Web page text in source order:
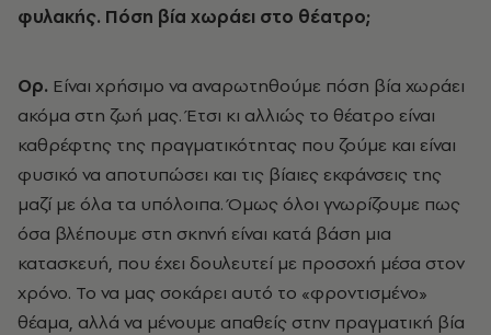
φυλακής. Πόση βία χωράει στο θέατρο;
Ορ. Είναι χρήσιμο να αναρωτηθούμε πόση βία χωράει
ακόμα στη ζωή μας. Έτσι κι αλλιώς το θέατρο είναι
καθρέφτης της πραγματικότητας που ζούμε και είναι
φυσικό να αποτυπώσει και τις βίαιες εκφάνσεις της
μαζί με όλα τα υπόλοιπα. Όμως όλοι γνωρίζουμε πως
όσα βλέπουμε στη σκηνή είναι κατά βάση μια
κατασκευή, που έχει δουλευτεί με προσοχή μέσα στον
χρόνο. Το να μας σοκάρει αυτό το «φροντισμένο»
θέαμα, αλλά να μένουμε απαθείς στην πραγματική βία